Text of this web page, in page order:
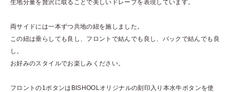
生地分量を贅沢に取ることで美しいドレープを表現しています。
両サイドには一本ずつ共地の紐を施しました。
この紐は垂らしても良し、フロントで結んでも良し、バックで結んでも良
し。
お好みのスタイルでお楽しみください。
フロントの1ボタンはBISHOOLオリジナルの刻印入り本水牛ボタンを使